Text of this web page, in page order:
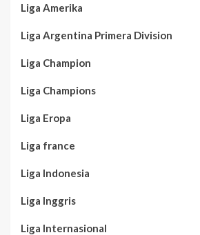
Liga Amerika
Liga Argentina Primera Division
Liga Champion
Liga Champions
Liga Eropa
Liga france
Liga Indonesia
Liga Inggris
Liga Internasional